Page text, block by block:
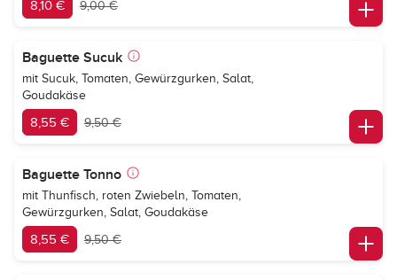
8,10 € 9,00 €
Baguette Sucuk
mit Sucuk, Tomaten, Gewürzgurken, Salat,
Goudakäse
8,55 € 9,50 €
Baguette Tonno
mit Thunfisch, roten Zwiebeln, Tomaten,
Gewürzgurken, Salat, Goudakäse
8,55 € 9,50 €